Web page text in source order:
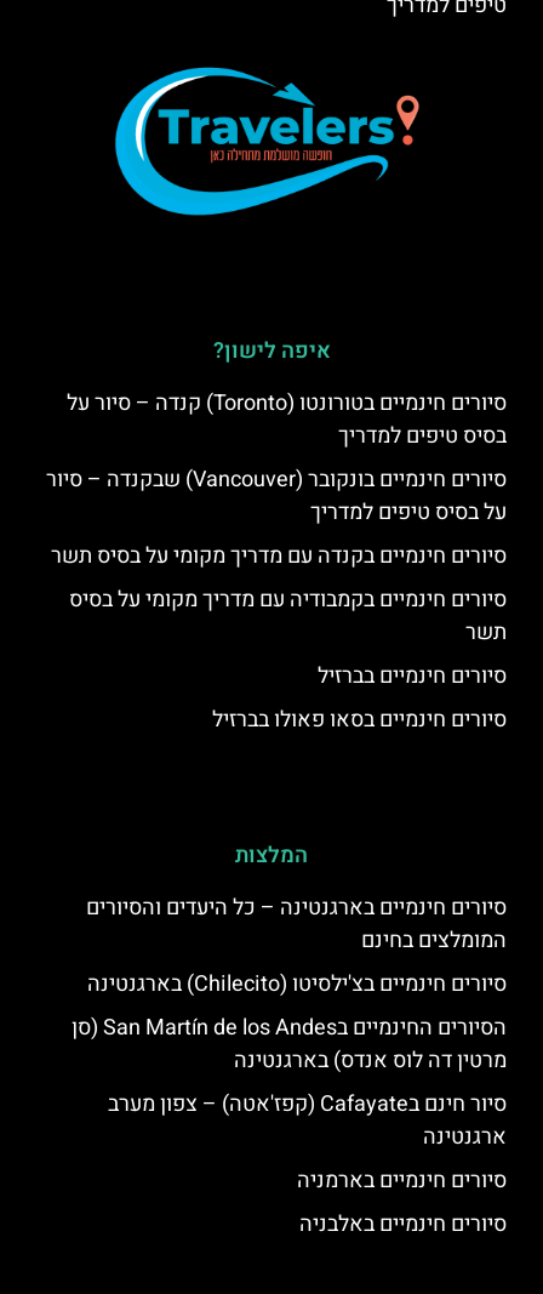
איפה לישון?
סיורים חינמיים בטורונטו (Toronto) קנדה – סיור על
בסיס טיפים למדריך
סיורים חינמיים בונקובר (Vancouver) שבקנדה – סיור
על בסיס טיפים למדריך
סיורים חינמיים בקנדה עם מדריך מקומי על בסיס תשר
סיורים חינמיים בקמבודיה עם מדריך מקומי על בסיס
תשר
סיורים חינמיים בברזיל
סיורים חינמיים בסאו פאולו בברזיל
המלצות
סיורים חינמיים בארגנטינה – כל היעדים והסיורים
המומלצים בחינם
סיורים חינמיים בצ'ילסיטו (Chilecito) בארגנטינה
הסיורים החינמיים בSan Martín de los Andes (סן
מרטין דה לוס אנדס) בארגנטינה
סיור חינם בCafayate (קפז'אטה) – צפון מערב
ארגנטינה
סיורים חינמיים בארמניה
סיורים חינמיים באלבניה